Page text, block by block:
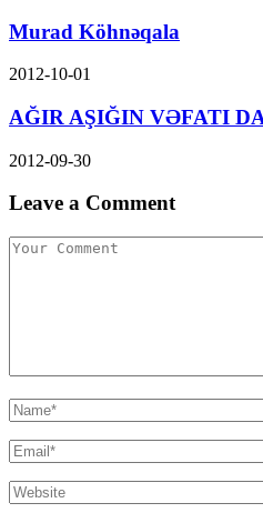
Murad Köhnəqala
2012-10-01
AĞIR AŞIĞIN VƏFATI
2012-09-30
Leave a Comment